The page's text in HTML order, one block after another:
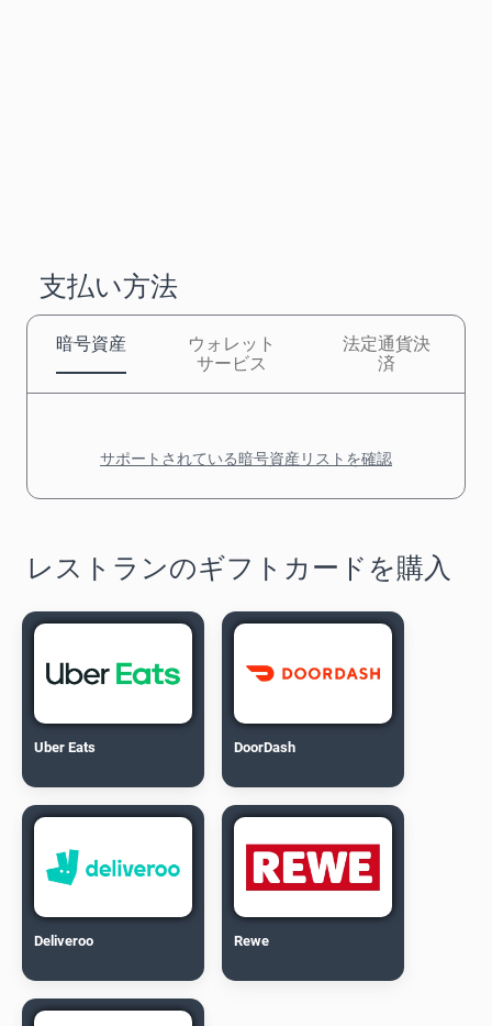
支払い方法
暗号資産
ウォレット
サービス
法定通貨決
済
サポートされている暗号資産リストを確認
レストランのギフトカードを購入
Uber Eats DoorDash
Deliveroo Rewe